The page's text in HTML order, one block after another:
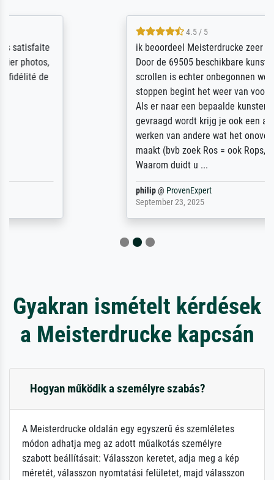
ik beoordeel Meisterdrucke zeer positief.
Door de 69505 beschikbare kunstenaars
scrollen is echter onbegonnen werk (na
stoppen begint het weer van voor af aan).
Als er naar een bepaalde kunstenaar
gevraagd wordt krijg je ook een aantal
werken van andere wat het onoverzichtelijk
maakt (bvb zoek Ros = ook Rops, Rose etc).
Gyakran ismételt kérdések
a Meisterdrucke kapcsán
Hogyan működik a személyre szabás?
A Meisterdrucke oldalán egy egyszerű és szemléletes
módon adhatja meg az adott műalkotás személyre
szabott beállításait: Válasszon keretet, adja meg a kép
méretét, válasszon nyomtatási felületet, majd válasszon